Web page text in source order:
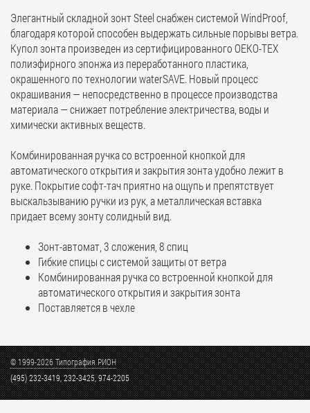
Элегантный складной зонт Steel снабжен системой WindProof,
благодаря которой способен выдержать сильные порывы ветра.
Купол зонта произведен из сертифицированного OEKO-TEX
полиэфирного эпонжа из переработанного пластика,
окрашенного по технологии waterSAVE. Новый процесс
окрашивания — непосредственно в процессе производства
материала — снижает потребление электричества, воды и
химически активных веществ.
Комбинированная ручка со встроенной кнопкой для
автоматического открытия и закрытия зонта удобно лежит в
руке. Покрытие софт-тач приятно на ощупь и препятствует
выскальзыванию ручки из рук, а металлическая вставка
придает всему зонту солидный вид.
Зонт-автомат, 3 сложения, 8 спиц
Гибкие спицы с системой защиты от ветра
Комбинированная ручка со встроенной кнопкой для
автоматического открытия и закрытия зонта
Поставляется в чехле
© 1999-2026 Типография РИОН
(495) 232-3419, 232-3425, 974-2205